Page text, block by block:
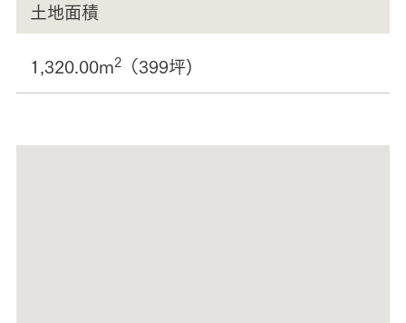
土地面積
1,320.00m2（399坪)